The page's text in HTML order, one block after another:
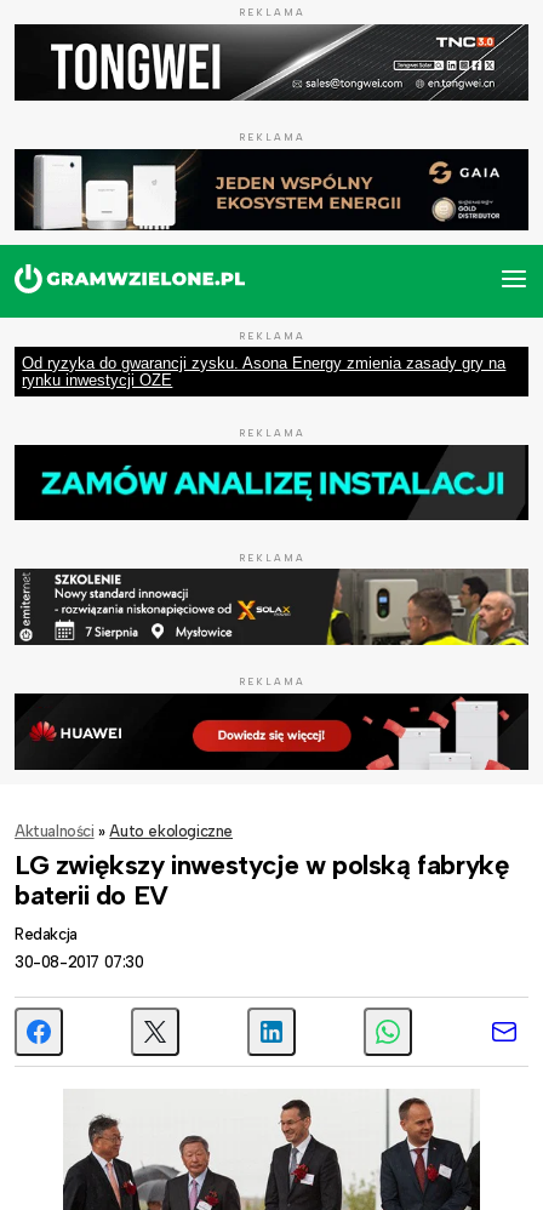
REKLAMA
REKLAMA
REKLAMA
Od ryzyka do gwarancji zysku. Asona Energy zmienia zasady gry na
rynku inwestycji OZE
REKLAMA
REKLAMA
REKLAMA
Aktualności » Auto ekologiczne
LG zwiększy inwestycje w polską fabrykę
baterii do EV
Redakcja
30-08-2017 07:30